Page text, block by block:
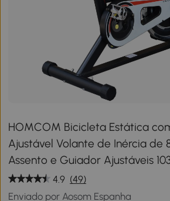
HOMCOM Bicicleta Estática
Ajustável Volante de Inércia de
Assento e Guiador Ajustáveis
4.9 (49)
Enviado por Aosom Espanha